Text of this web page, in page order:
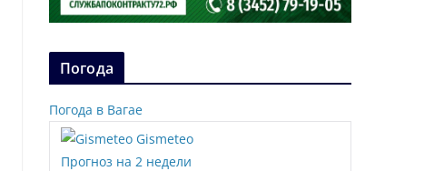
Погода
Погода в Вагае
Gismeteo
Прогноз на 2 недели